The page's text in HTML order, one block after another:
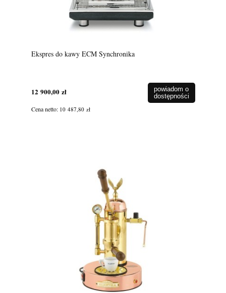
Ekspres do kawy ECM Synchronika
12 900,00 zł
Cena netto: 10 487,80 zł
powiadom o
dostępności